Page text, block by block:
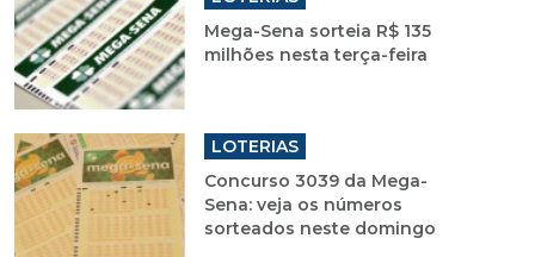
Mega-Sena sorteia R$ 135
milhões nesta terça-feira
LOTERIAS
Concurso 3039 da Mega-
Sena: veja os números
sorteados neste domingo